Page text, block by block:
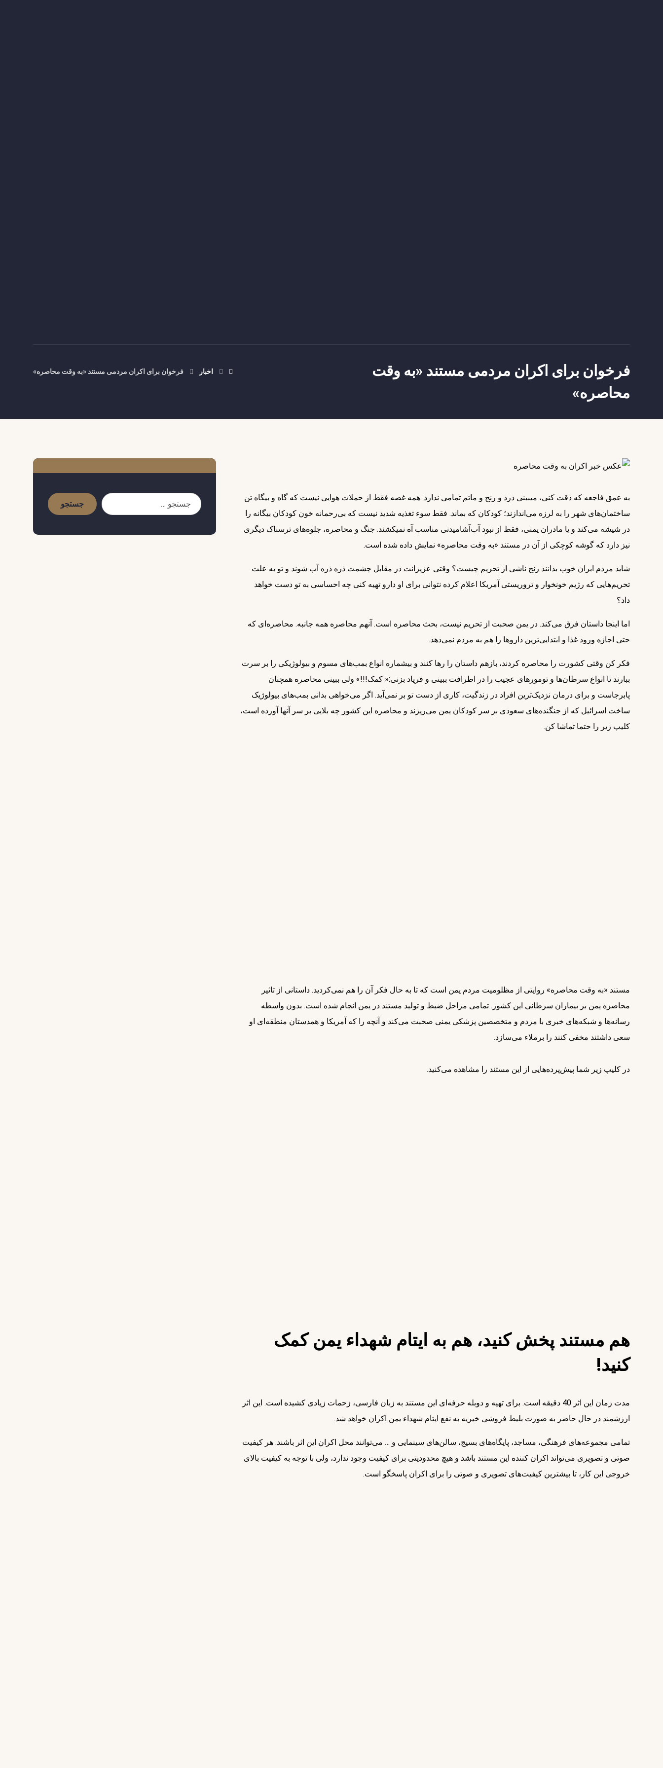
فرخوان برای اکران مردمی مستند «به وقت
محاصره»
اخبار فرخوان برای اکران مردمی مستند «به وقت محاصره»
به عمق فاجعه که دقت کنی، می‎بینی درد و رنج و ماتم تمامی ندارد. همه غصه فقط از حملات هوایی نیست که گاه و بیگاه تن
ساختمان‌های شهر را به لرزه می‌اندازند؛ کودکان که بماند. فقط سوء تغذیه شدید نیست که بی‌رحمانه خون کودکان بیگانه را
در شیشه می‌کند و یا مادران یمنی، فقط از نبود آب‌آشامیدنی مناسب آه نمی‎کشند. جنگ و محاصره، جلوه‌های ترسناک دیگری
نیز دارد که گوشه کوچکی از آن در مستند «به وقت محاصره» نمایش داده شده است.
شاید مردم ایران خوب بدانند رنج ناشی از تحریم چیست؟ وقتی عزیزانت در مقابل چشمت ذره ذره آب شوند و تو به علت
تحریم‌هایی که رژیم خونخوار و تروریستی آمریکا اعلام کرده نتوانی برای او دارو تهیه کنی چه احساسی به تو دست خواهد
داد؟
اما اینجا داستان فرق می‌کند. در یمن صحبت از تحریم نیست، بحث محاصره است. آنهم محاصره همه جانبه. محاصره‌ای که
حتی اجازه ورود غذا و ابتدایی‌ترین داروها را هم به مردم نمی‌دهد.
فکر کن وقتی کشورت را محاصره کردند، بازهم داستان را رها کنند و بیشماره انواع بمب‌های مسوم و بیولوژیکی را بر سرت
ببارند تا انواع سرطان‌ها و تومورهای عجیب را در اطرافت ببینی و فریاد بزنی:« کمک!!!» ولی ببینی محاصره همچنان
پابرجاست و برای درمان نزدیک‌ترین افراد در زندگیت، کاری از دست تو بر نمی‌آید. اگر می‌خواهی بدانی بمب‌های بیولوژیک
ساخت اسرائیل که از جنگنده‌های سعودی بر سر کودکان یمن می‌ریزند و محاصره این کشور چه بلایی بر سر آنها آورده است،
کلیپ زیر را حتما تماشا کن.
مستند «به وقت محاصره» روایتی از مظلومیت مردم یمن است که تا به حال فکر آن را هم نمی‌کردید. داستانی از تاثیر
محاصره یمن بر بیماران سرطانی این کشور. تمامی مراحل ضبط و تولید مستند در یمن انجام شده است. بدون واسطه
رسانه‌ها و شبکه‌های خبری با مردم و متخصصین پزشکی یمنی صحبت می‌کند و آنچه را که آمریکا و همدستان منطقه‌ای او
سعی داشتند مخفی کنند را برملاء می‌سازد.
در کلیپ زیر شما پیش‌پرده‌هایی از این مستند را مشاهده می‌کنید.
هم مستند پخش کنید، هم به ایتام شهداء یمن کمک
کنید!
مدت زمان این اثر 40 دقیقه است. برای تهیه و دوبله حرفه‌ای این مستند به زبان فارسی، زحمات زیادی کشیده است. این اثر
ارزشمند در حال حاضر به صورت بلیط فروشی خیریه به نفع ایتام شهداء یمن اکران خواهد شد.
تمامی مجموعه‌های فرهنگی، مساجد، پایگاه‌های بسیج، سالن‌های سینمایی و … می‌توانند محل اکران این اثر باشند. هر کیفیت
صوتی و تصویری می‌تواند اکران کننده این مستند باشد و هیچ محدودیتی برای کیفیت وجود ندارد، ولی با توجه به کیفیت بالای
خروجی این کار، تا بیشترین کیفیت‌های تصویری و صوتی را برای اکران پاسخگو است.